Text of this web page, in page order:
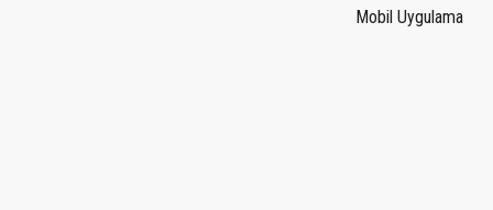
Mobil Uygulama